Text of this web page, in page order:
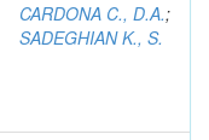
CARDONA C., D.A.;
SADEGHIAN K., S.